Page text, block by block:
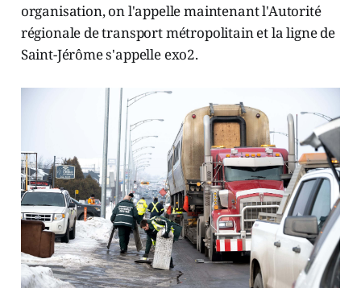
organisation, on l'appelle maintenant l'Autorité
régionale de transport métropolitain et la ligne de
Saint-Jérôme s'appelle exo2.